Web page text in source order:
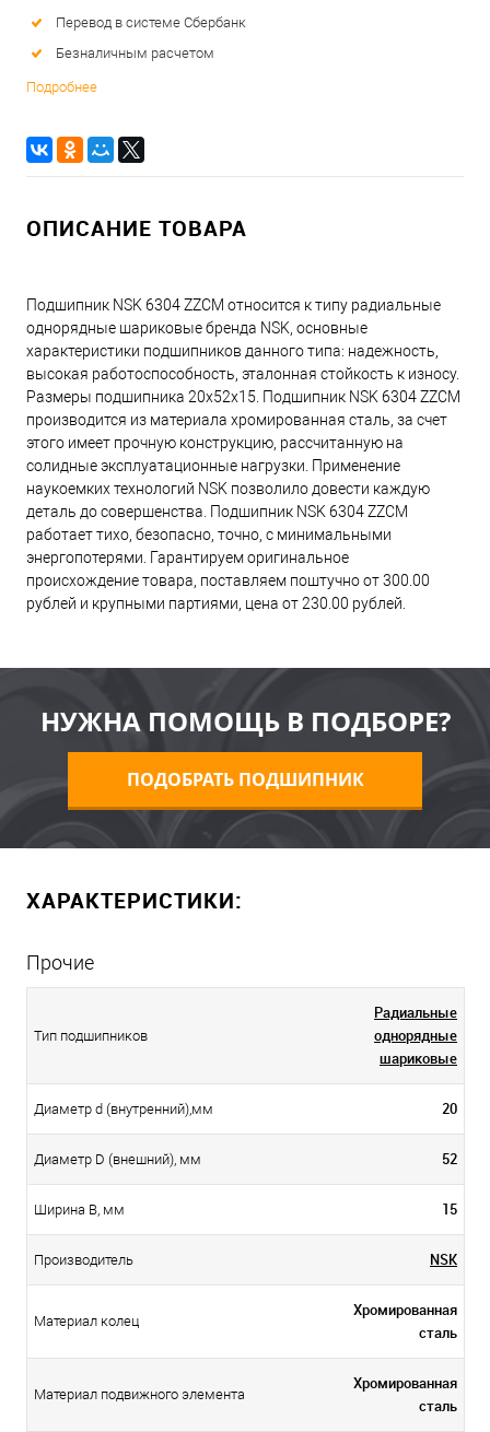
Перевод в системе Сбербанк
Безналичным расчетом
Подробнее
ОПИСАНИЕ ТОВАРА
Подшипник NSK 6304 ZZCM относится к типу радиальные
однорядные шариковые бренда NSK, основные
характеристики подшипников данного типа: надежность,
высокая работоспособность, эталонная стойкость к износу.
Размеры подшипника 20x52x15. Подшипник NSK 6304 ZZCM
производится из материала хромированная сталь, за счет
этого имеет прочную конструкцию, рассчитанную на
солидные эксплуатационные нагрузки. Применение
наукоемких технологий NSK позволило довести каждую
деталь до совершенства. Подшипник NSK 6304 ZZCM
работает тихо, безопасно, точно, с минимальными
энергопотерями. Гарантируем оригинальное
происхождение товара, поставляем поштучно от 300.00
рублей и крупными партиями, цена от 230.00 рублей.
НУЖНА ПОМОЩЬ В ПОДБОРЕ?
ПОДОБРАТЬ ПОДШИПНИК
ХАРАКТЕРИСТИКИ:
Прочие
Тип подшипников
Радиальные
однорядные
шариковые
Диаметр d (внутренний),мм 20
Диаметр D (внешний), мм 52
Ширина B, мм 15
Производитель NSK
Материал колец
Хромированная
сталь
Материал подвижного элемента
Хромированная
сталь